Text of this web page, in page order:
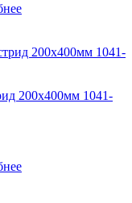
200x400мм 1041-